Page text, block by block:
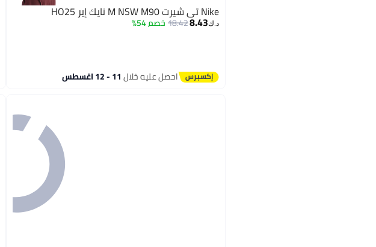
Nike تي شيرت M NSW M90 نايك إير HO25
د.ك‏8.43
18.42خصم 54%
احصل عليه خلال11 - 12 اغسطس